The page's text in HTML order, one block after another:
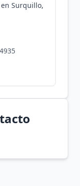
Surquillo,